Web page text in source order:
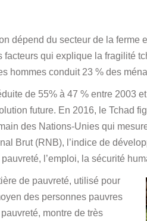
dépend du secteur de la ferme
facteurs qui explique la fragilité
hommes conduit 23 % des
de 55% à 47 % entre 2003
future. En 2016, le Tchad
des Nations-Unies qui
Brut (RNB), l’indice de
l’emploi, la sécurité
de pauvreté, utilisé pour
des personnes pauvres
montre de très